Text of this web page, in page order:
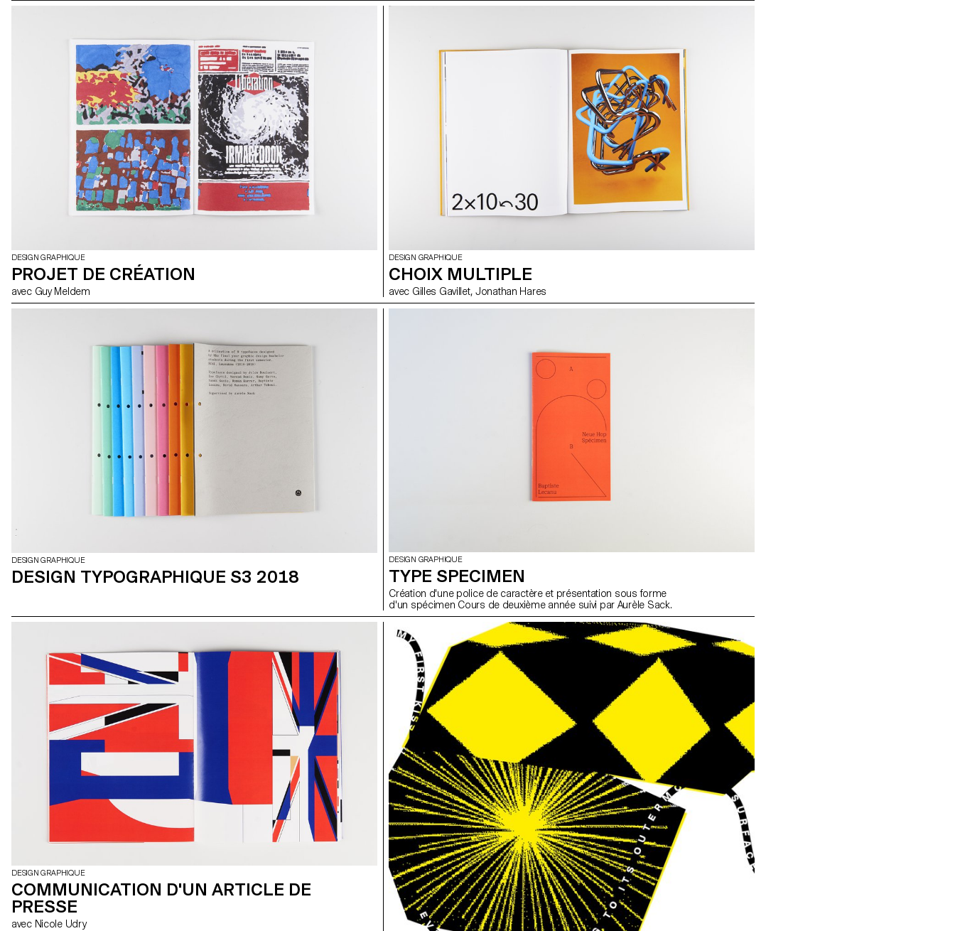
DESIGN GRAPHIQUE
PROJET DE CRÉATION
avec Guy Meldem
DESIGN GRAPHIQUE
CHOIX MULTIPLE
avec Gilles Gavillet, Jonathan Hares
DESIGN GRAPHIQUE
DESIGN TYPOGRAPHIQUE S3 2018
DESIGN GRAPHIQUE
TYPE SPECIMEN
Création d'une police de caractère et présentation sous forme
d'un spécimen Cours de deuxième année suivi par Aurèle Sack.
DESIGN GRAPHIQUE
COMMUNICATION D'UN ARTICLE DE
PRESSE
avec Nicole Udry